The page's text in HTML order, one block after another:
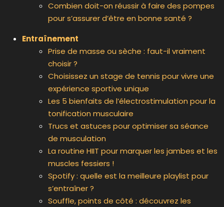
Combien doit-on réussir à faire des pompes
pour s’assurer d’être en bonne santé ?
Entraînement
Prise de masse ou sèche : faut-il vraiment
choisir ?
Choisissez un stage de tennis pour vivre une
expérience sportive unique
Les 5 bienfaits de l’électrostimulation pour la
tonification musculaire
Trucs et astuces pour optimiser sa séance
de musculation
La routine HIIT pour marquer les jambes et les
muscles fessiers !
Spotify : quelle est la meilleure playlist pour
s’entraîner ?
Souffle, points de côté : découvrez les